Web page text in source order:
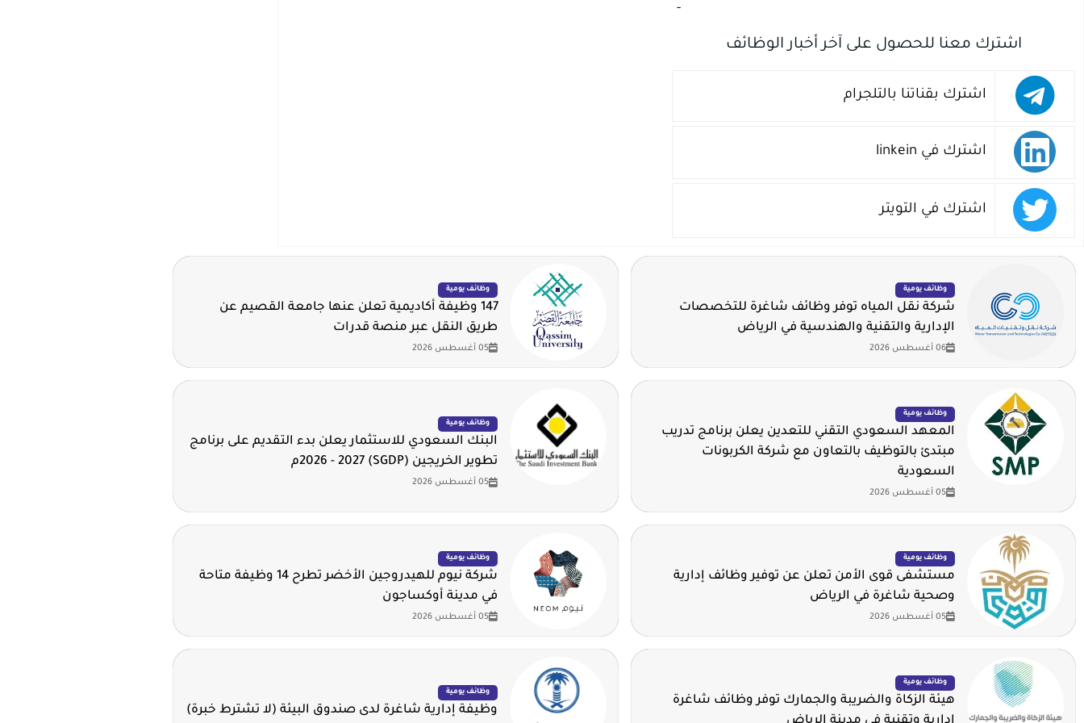
-‏
اشترك معنا للحصول على آخر أخبار الوظائف
اشترك بقناتنا بالتلجرام
اشترك في linkein
اشترك في التويتر
وظائف يومية
شركة نقل المياه توفر وظائف شاغرة للتخصصات
الإدارية والتقنية والهندسية في الرياض
06 أغسطس 2026
وظائف يومية
147 وظيفة أكاديمية تعلن عنها جامعة القصيم عن
طريق النقل عبر منصة قدرات
05 أغسطس 2026
وظائف يومية
المعهد السعودي التقني للتعدين يعلن برنامج تدريب
مبتدئ بالتوظيف بالتعاون مع شركة الكربونات
السعودية
05 أغسطس 2026
وظائف يومية
البنك السعودي للاستثمار يعلن بدء التقديم على برنامج
تطوير الخريجين (SGDP) 2026 - 2027م
05 أغسطس 2026
وظائف يومية
مستشفى قوى الأمن تعلن عن توفير وظائف إدارية
وصحية شاغرة في الرياض
05 أغسطس 2026
وظائف يومية
شركة نيوم للهيدروجين الأخضر تطرح 14 وظيفة متاحة
في مدينة أوكساجون
05 أغسطس 2026
وظائف يومية
هيئة الزكاة والضريبة والجمارك توفر وظائف شاغرة
وظائف يومية
وظيفة إدارية شاغرة لدى صندوق البيئة (لا تشترط خبرة)